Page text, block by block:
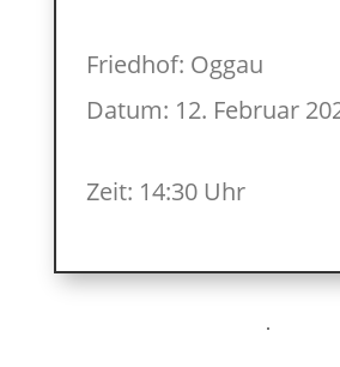
Friedhof: Oggau
Datum: 12. Februar
Zeit: 14:30 Uhr